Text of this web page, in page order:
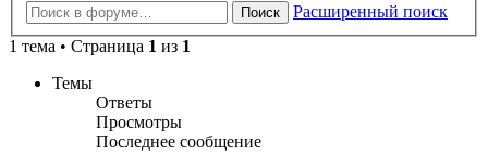
Поиск
Расширенный поиск
1 тема • Страница 1 из 1
Темы
Ответы
Просмотры
Последнее сообщение